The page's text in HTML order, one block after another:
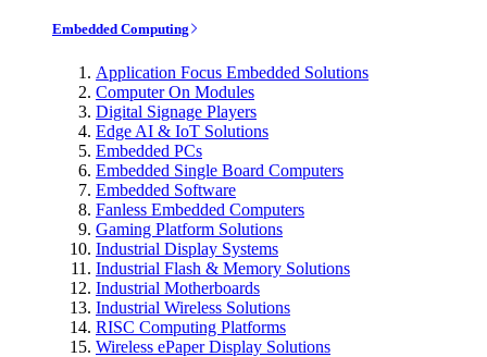
Embedded Computing
Application Focus Embedded Solutions
Computer On Modules
Digital Signage Players
Edge AI & IoT Solutions
Embedded PCs
Embedded Single Board Computers
Embedded Software
Fanless Embedded Computers
Gaming Platform Solutions
Industrial Display Systems
Industrial Flash & Memory Solutions
Industrial Motherboards
Industrial Wireless Solutions
RISC Computing Platforms
Wireless ePaper Display Solutions